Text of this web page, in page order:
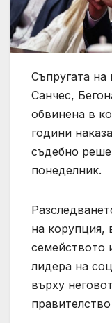
Съпругата
Санчес,
обвинена в
години
съдебно
понеделник.
на корупция,
семейството
лидера на
върху